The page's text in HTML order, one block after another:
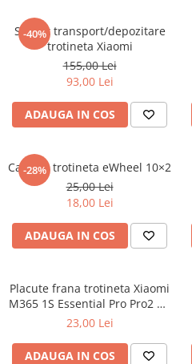
-40%
Suport transport/depozitare
trotineta Xiaomi
155,00 Lei
93,00 Lei
ADAUGA IN COS
-28%
Camera trotineta eWheel 10×2
25,00 Lei
18,00 Lei
ADAUGA IN COS
Placute frana trotineta Xiaomi
M365 1S Essential Pro Pro2 Mi
3
23,00 Lei
ADAUGA IN COS